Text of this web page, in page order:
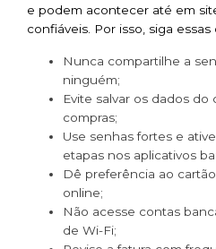
e podem acontecer até em
confiáveis. Por isso, siga essas
Nunca compartilhe a
ninguém;
Evite salvar os dados do
compras;
Use senhas fortes e
etapas nos aplicativos
Dê preferência ao
online;
Não acesse contas
de Wi-Fi;